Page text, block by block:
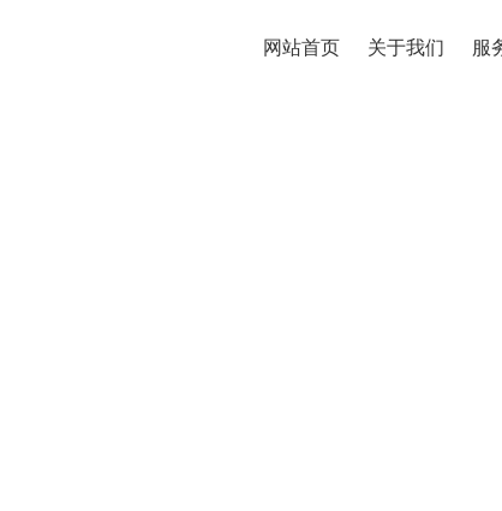
网站首页 关于我们 服